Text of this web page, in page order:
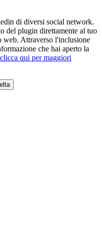
di diversi social network.
del plugin direttamente al tuo
web. Attraverso l'inclusione
che hai aperto la
clicca qui per maggiori